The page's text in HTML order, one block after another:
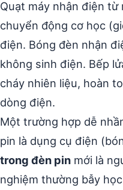
Quạt máy nhận điện
chuyển động cơ học
điện. Bóng đèn nhận
không sinh điện. Bếp
cháy nhiên liệu, hoàn
dòng điện.
Một trường hợp dễ
pin là dụng cụ điện
trong đèn pin mới là
nghiệm thường bẫy